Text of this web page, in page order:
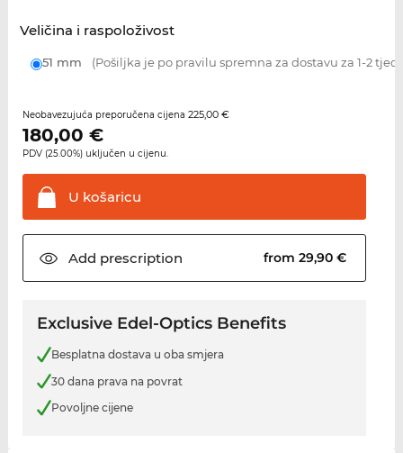
Veličina i raspoloživost
51 mm (Pošiljka je po pravilu spremna za dostavu za 1-2
Neobavezujuća preporučena cijena 225,00 €
180,00 €
PDV (25.00%) uključen u cijenu.
U košaricu
Add prescription from 29,90 €
Exclusive Edel-Optics Benefits
Besplatna dostava u oba smjera
30 dana prava na povrat
Povoljne cijene